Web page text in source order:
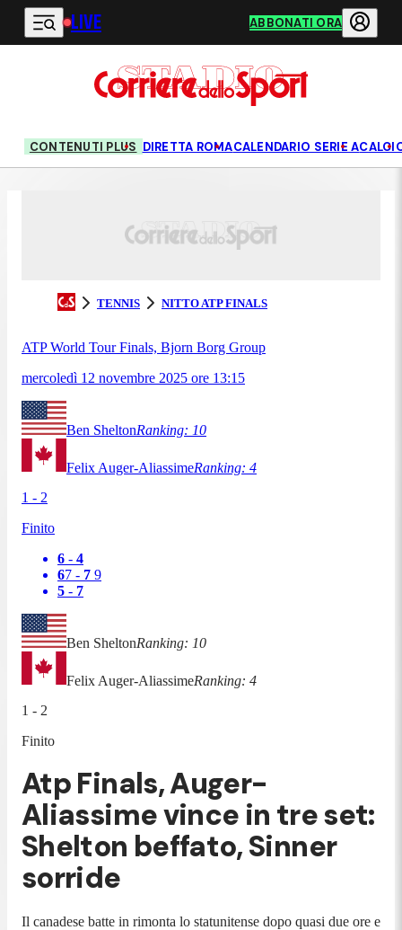
Vai al contenuto principale
LIVE ABBONATI ORA
CONTENUTI PLUS DIRETTA ROMACALENDARIO SERIE A
TENNIS NITTO ATP FINALS
ATP World Tour Finals, Bjorn Borg Group
mercoledì 12 novembre 2025 ore 13:15
Ben SheltonRanking: 10
Felix Auger-AliassimeRanking: 4
1 - 2
Finito
6 - 4
67 - 7 9
5 - 7
Ben SheltonRanking: 10
Felix Auger-AliassimeRanking: 4
1 - 2
Finito
Atp Finals, Auger-
Aliassime vince in tre set:
Shelton beffato, Sinner
sorride
Il canadese batte in rimonta lo statunitense dopo quasi due ore e